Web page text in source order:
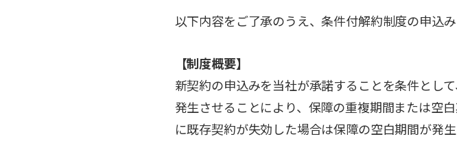
以下内容をご了承のうえ、条件付解約制度の申込み
【制度概要】
新契約の申込みを当社が承諾することを条件とし
発生させることにより、保障の重複期間または空
に既存契約が失効した場合は保障の空白期間が発